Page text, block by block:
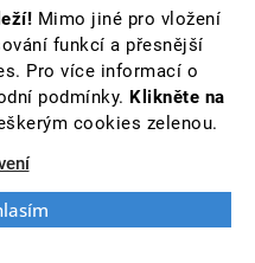
Mimo jiné pro vložení
funkcí a přesnější
Pro více informací o
podmínky. Klikněte na
cookies zelenou.